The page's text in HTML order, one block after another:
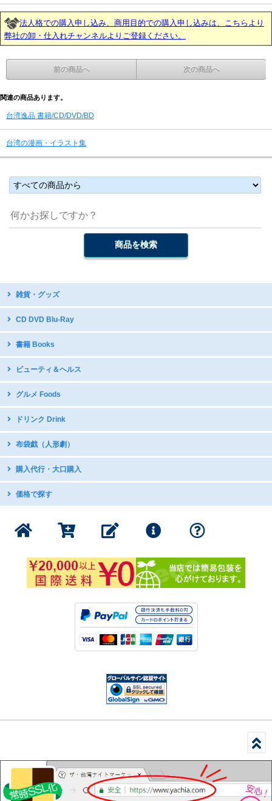
法人格での購入申し込み、商用目的での購入申し込みは、こちらより
弊社の卸・仕入れチャンネルよりご登録ください。
前の商品へ 次の商品へ
関連の商品あります。
台湾逸品 書籍/CD/DVD/BD
台湾の漫画・イラスト集
雑貨・グッズ
台湾デザイン
開運グッズ
台湾のお守り
テーブルウェア・調理器具
国立故宮博物館公式グッズ
icash2.0 / iPASS
CD DVD Blu-Ray
台湾原住民語CD・DVD
台湾ディスカバリー
台湾オペラDVD
現代舞踊DVD
日本アニメDVDで中国語学習
子供向け音楽CD
書籍 Books
中国語教材・辞書
写真集
グラビア・写真集
五術・風水学関連書籍
台湾の漫画・イラスト集
ビューティ＆ヘルス
グルメ Foods
中華菓子
台湾産ドライフルーツ
スナック・お菓子
ミネラルたっぷり 台湾産甘蔗糖
ドリンク Drink
台湾のお茶
インスタントドリンク
台湾産コーヒー
インスタントスープ
調味料・スープの素
布袋戯（人形劇）
DVDボックス
DVDボックス（クリアランス）
サントラ：動脈音楽+ダピリ
書籍・印刷物
公式グッズ
購入代行・大口購入
購入代行サービス
価格で探す